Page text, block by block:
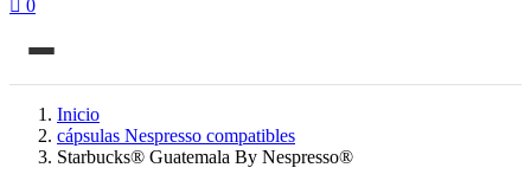
 0
Inicio
cápsulas Nespresso compatibles
Starbucks® Guatemala By Nespresso®